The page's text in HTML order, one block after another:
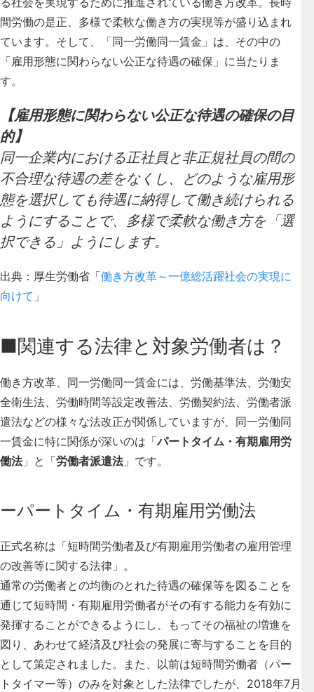
間労働の是正、多様で柔軟な働き方の実現等が盛り込まれ
ています。そして、
「同一労働同一賃金」は、その中の
「雇用形態に関わらない公正な待遇の確保」に当たりま
す。
【雇用形態に関わらない公正な待遇の確保の目
的】
同一企業内における正社員と非正規社員の間の
不合理な待遇の差をなくし、どのような雇用形
態を選択しても待遇に納得して働き続けられる
ようにすることで、多様で柔軟な働き方を「選
択できる」ようにします。
出典：厚生労働省「働き方改革～一億総活躍社会の実現に
向けて 」
■関連する法律と対象労働者は？
働き方改革、同一労働同一賃金には、労働基準法、労働安
全衛生法、労働時間等設定改善法、労働契約法、労働者派
遣法などの様々な法改正が関係していますが、同一労働同
一賃金に特に関係が深いのは「パートタイム・有期雇用労
働法」と「労働者派遣法」です。
ーパートタイム・有期雇用労働法
正式名称は「短時間労働者及び有期雇用労働者の雇用管理
の改善等に関する法律」。
通常の労働者との均衡のとれた待遇の確保等を図ることを
通じて短時間・有期雇用労働者がその有する能力を有効に
発揮することができるようにし、もってその福祉の増進を
図り、あわせて経済及び社会の発展に寄与することを目的
として策定されました。また、以前は短時間労働者（パー
トタイマー等）のみを対象とした法律でしたが、2018年7月